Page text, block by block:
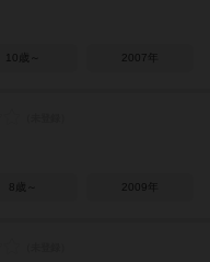
10歳～ 2007年
8歳～ 2009年